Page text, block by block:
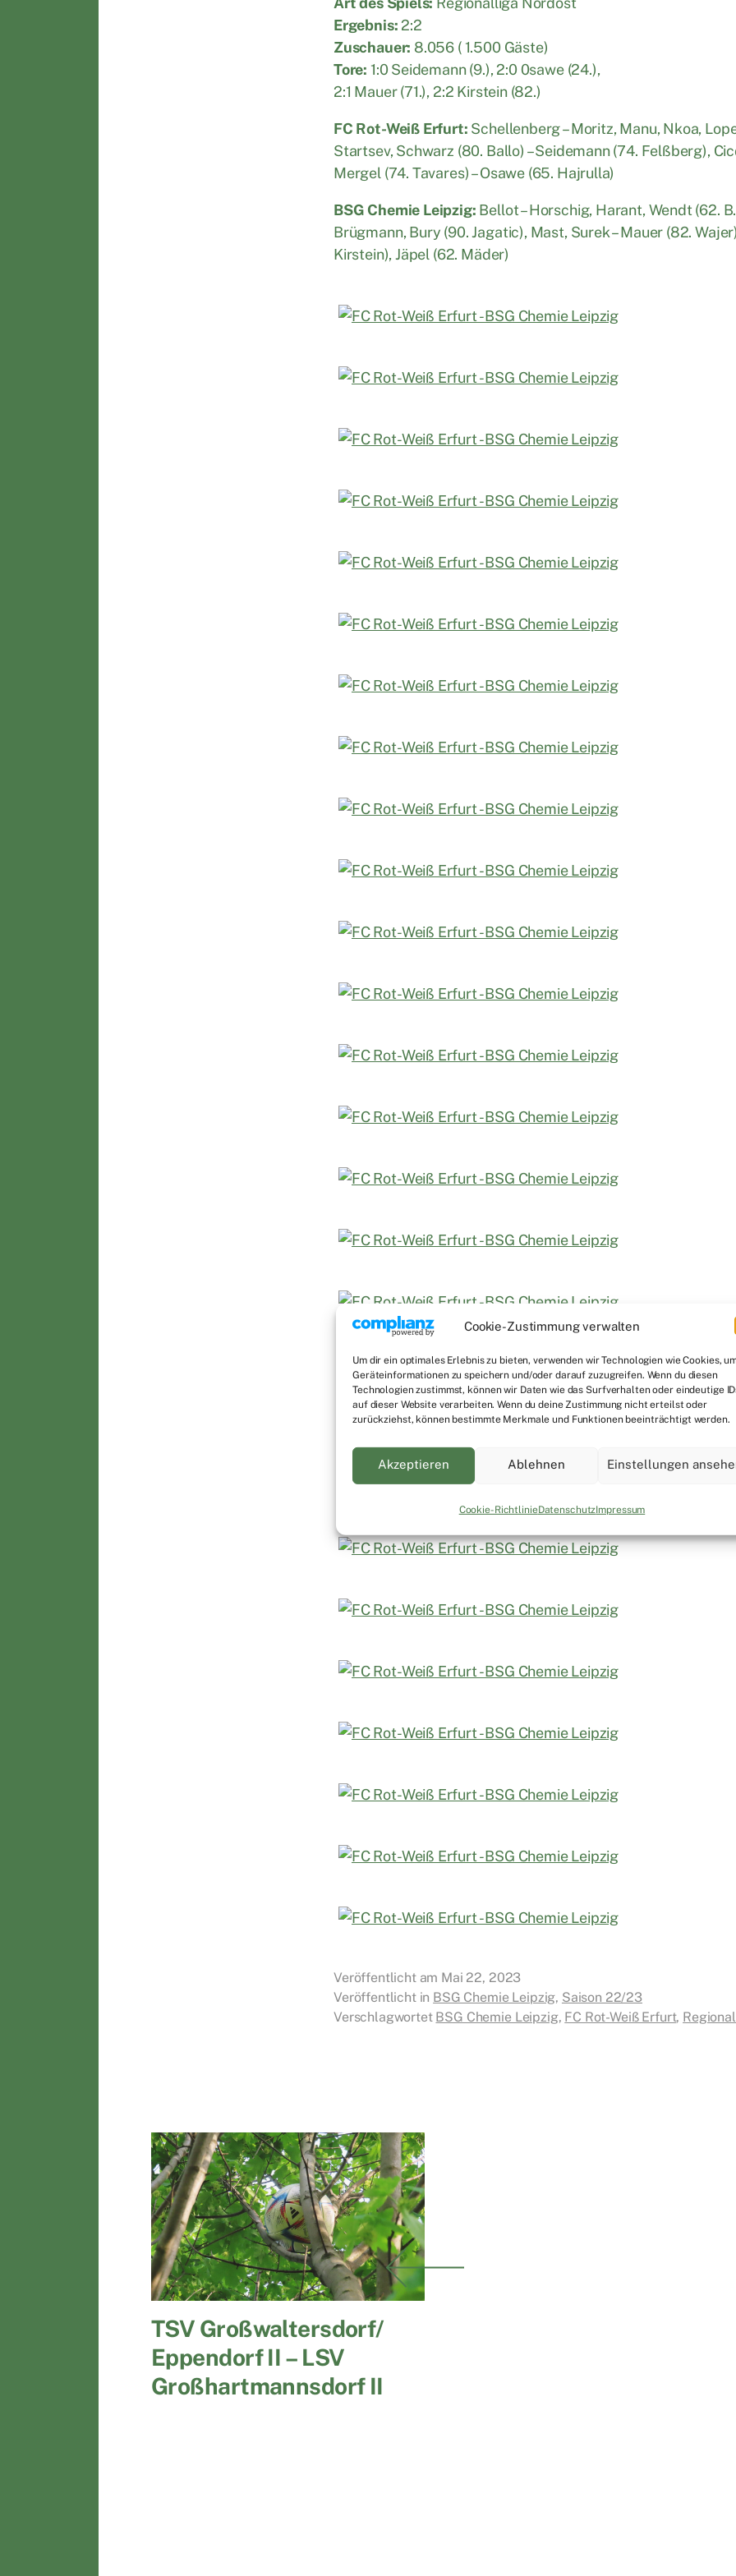
Cookie-Zustimmung verwalten
Um dir ein optimales Erlebnis zu bieten, verwenden wir Technologien wie Cookies,
Geräteinformationen zu speichern und/oder darauf zuzugreifen. Wenn du diesen
Technologien zustimmst, können wir Daten wie das Surfverhalten oder eindeutige
auf dieser Website verarbeiten. Wenn du deine Zustimmung nicht erteilst oder
zurückziehst, können bestimmte Merkmale und Funktionen beeinträchtigt werden.
Akzeptieren Ablehnen Einstellungen
Cookie-RichtlinieDatenschutzImpressum
Ergebnis: 2:2
Zuschauer: 8.056 ( 1.500 Gäste)
Tore: 1:0 Seidemann (9.), 2:0 0sawe (24.),
2:1 Mauer (71.), 2:2 Kirstein (82.)
FC Rot-Weiß Erfurt: Schellenberg – Moritz, Manu, Nkoa,
Startsev, Schwarz (80. Ballo) – Seidemann (74. Felßberg),
Mergel (74. Tavares) – Osawe (65. Hajrulla)
BSG Chemie Leipzig: Bellot – Horschig, Harant, Wendt (62.
Brügmann, Bury (90. Jagatic), Mast, Surek – Mauer (82.
Kirstein), Jäpel (62. Mäder)
Veröffentlicht am Mai 22, 2023
Veröffentlicht in BSG Chemie Leipzig, Saison 22/23
Verschlagwortet BSG Chemie Leipzig, FC Rot-Weiß Erfurt,
TSV Großwaltersdorf/
Eppendorf II – LSV
Großhartmannsdorf II